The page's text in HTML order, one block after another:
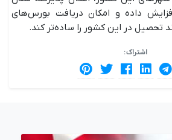
داده و امکان دریافت بورس‌های
تحصیل در این کشور را ساده‌تر کند.
اشتراک :